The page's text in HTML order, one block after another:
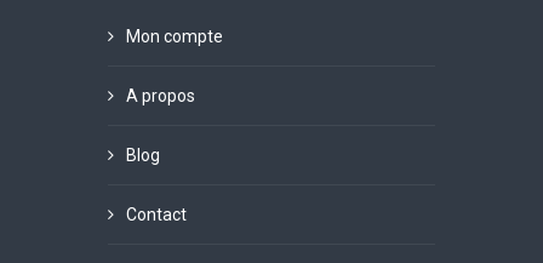
Mon compte
A propos
Blog
Contact